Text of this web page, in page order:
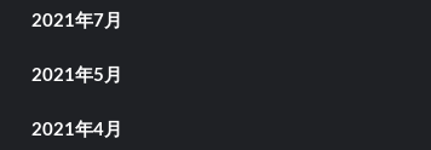
2021年7月
2021年5月
2021年4月